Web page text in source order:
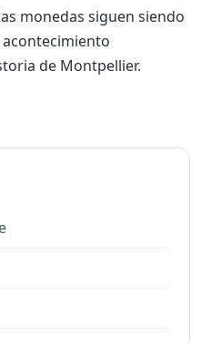
monedas siguen siendo
de Montpellier.